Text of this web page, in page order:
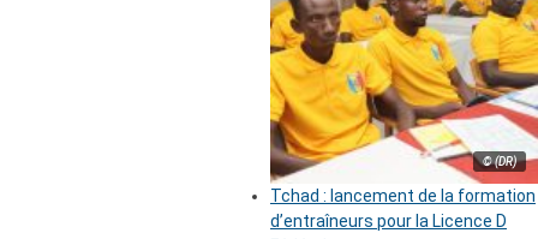
© (DR)
Tchad : lancement de la formation
d’entraîneurs pour la Licence D